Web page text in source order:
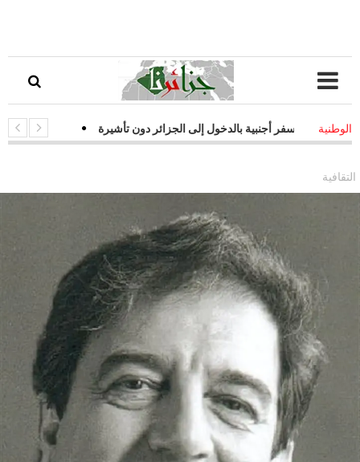
الوطنية
سفر أجنبية بالدخول إلى الجزائر دون تأشيرة - قفزة نوعية في التحول
التقافية